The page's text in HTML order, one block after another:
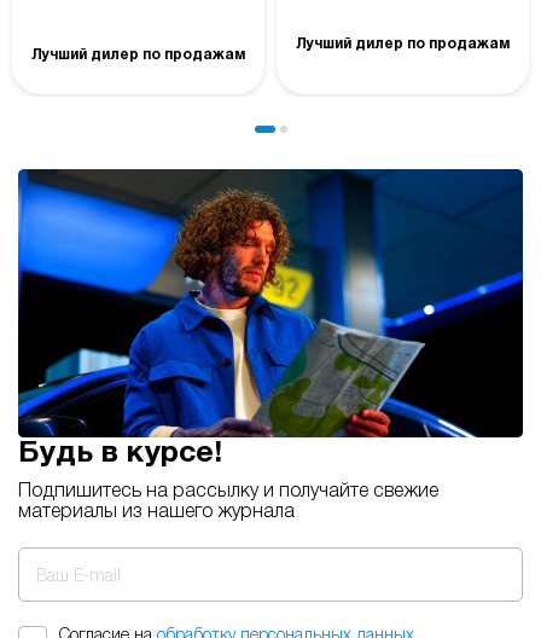
Лучший дилер по продажам
Лучший дилер по продажам
Будь в курсе!
Подпишитесь на рассылку и получайте свежие
материалы из нашего журнала
Ваш E-mail